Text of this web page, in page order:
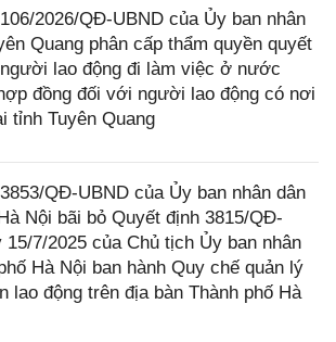
2026/QĐ-UBND của Ủy ban nhân
Quang phân cấp thẩm quyền quyết
lao động đi làm việc ở nước
đồng đối với người lao động có nơi
tỉnh Tuyên Quang
QĐ-UBND của Ủy ban nhân dân
Nội bãi bỏ Quyết định 3815/QĐ-
15/7/2025 của Chủ tịch Ủy ban nhân
Hà Nội ban hành Quy chế quản lý
lao động trên địa bàn Thành phố Hà